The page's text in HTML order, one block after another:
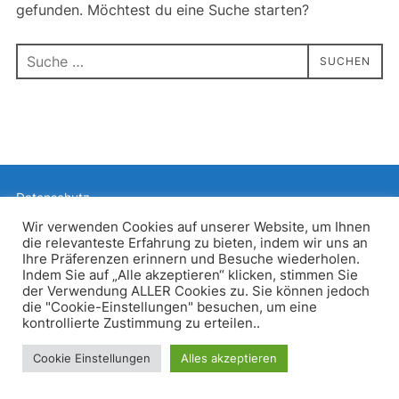
gefunden. Möchtest du eine Suche starten?
Suchen
nach:
SUCHEN
Datenschutz
Inspiro WordPress Theme von WPZOOM
Wir verwenden Cookies auf unserer Website, um Ihnen
die relevanteste Erfahrung zu bieten, indem wir uns an
Ihre Präferenzen erinnern und Besuche wiederholen.
Indem Sie auf „Alle akzeptieren“ klicken, stimmen Sie
der Verwendung ALLER Cookies zu. Sie können jedoch
die "Cookie-Einstellungen" besuchen, um eine
kontrollierte Zustimmung zu erteilen..
Cookie Einstellungen Alles akzeptieren